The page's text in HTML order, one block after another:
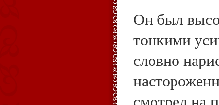
Он был
тонкими
словно